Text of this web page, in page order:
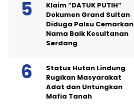
Klaim “DATUK PUTIH”
Dokumen Grand Sultan
Diduga Palsu Cemarkan
Nama Baik Kesultanan
Serdang
Status Hutan Lindung
Rugikan Masyarakat
Adat dan Untungkan
Mafia Tanah